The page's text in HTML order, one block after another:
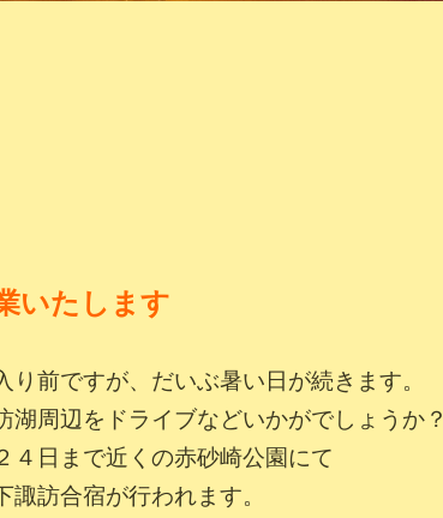
いたします
り前ですが、だいぶ暑い日が続きます。
湖周辺をドライブなどいかがでしょうか？
４日まで近くの赤砂崎公園にて
訪合宿が行われます。